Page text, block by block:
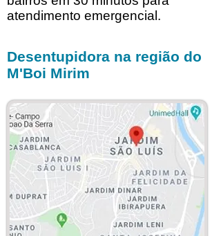
atendimento emergencial.
Desentupidora na região do
M'Boi Mirim